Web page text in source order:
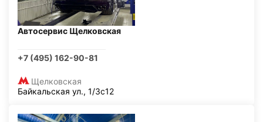
Автосервис Щелковская
+7 (495) 162-90-81
Щелковская
Байкальская ул., 1/3с12